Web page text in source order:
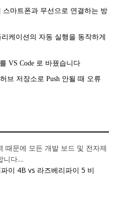
스마트폰과 무선으로 연결하는 방
케이션의 자동 실행을 동작하게
VS Code 로 바꿨습니다
브 저장소로 Push 안될 때 오류
때문에 모든 개발 보드 및 전자제
다....
이 4B vs 라즈베리파이 5 비